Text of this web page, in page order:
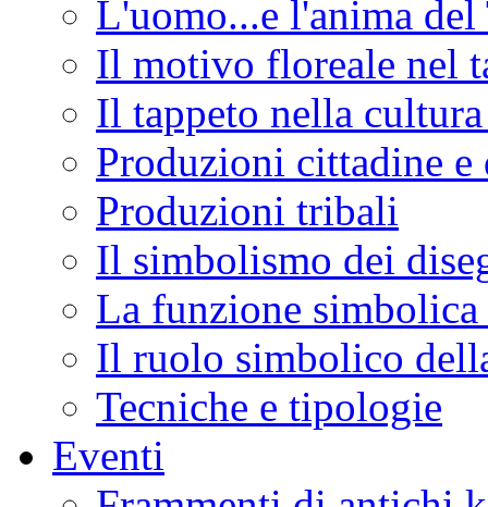
L'uomo...e l'anima del
Il motivo floreale nel
Il tappeto nella
Produzioni cittadine
Produzioni tribali
Il simbolismo dei
La funzione simbolica
Il ruolo simbolico
Tecniche e tipologie
Eventi